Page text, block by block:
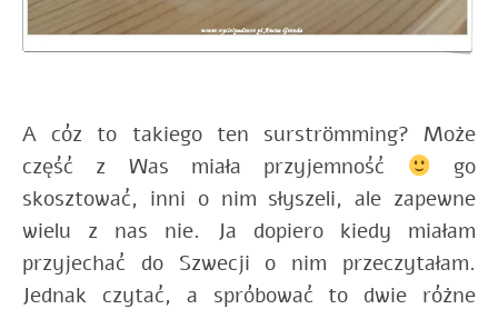
A cóz to takiego ten surströmming? Może
część z Was miała przyjemność
go
skosztować, inni o nim słyszeli, ale zapewne
wielu z nas nie. Ja dopiero kiedy miałam
przyjechać do Szwecji o nim przeczytałam.
Jednak czytać, a spróbować to dwie różne